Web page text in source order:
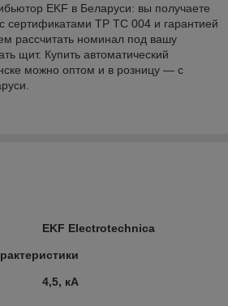
EKF в Беларуси: вы получаете
сертификатами ТР ТС 004 и гарантией
рассчитать номинал под вашу
щит. Купить автоматический
можно оптом и в розницу — с
EKF Electrotechnica
4,5, кА